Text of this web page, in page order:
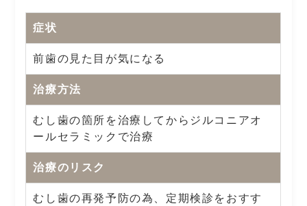
症状
前歯の見た目が気になる
治療方法
むし歯の箇所を治療してからジルコニアオ
ールセラミックで治療
治療のリスク
むし歯の再発予防の為、定期検診をおすす